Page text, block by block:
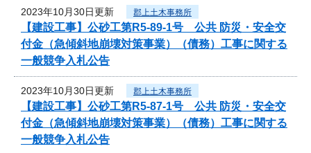
2023年10月30日更新 郡上土木事務所
【建設工事】公砂工第R5-89-1号 公共 防災・安全交
付金（急傾斜地崩壊対策事業）（債務）工事に関する
一般競争入札公告
2023年10月30日更新 郡上土木事務所
【建設工事】公砂工第R5-87-1号 公共 防災・安全交
付金（急傾斜地崩壊対策事業）（債務）工事に関する
一般競争入札公告